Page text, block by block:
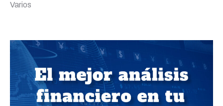
Varios